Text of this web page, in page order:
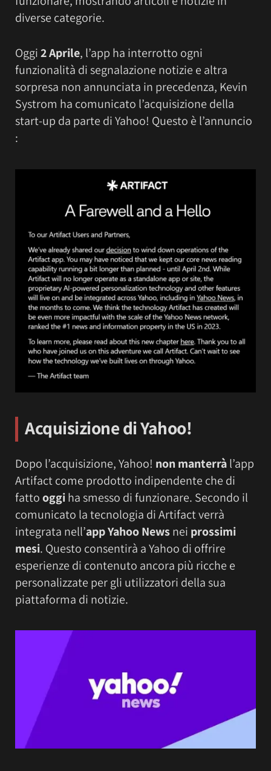
diverse categorie.
Oggi2 Aprile, l’app ha interrotto ogni
funzionalità di segnalazione notizie e altra
sorpresa non annunciata in precedenza, Kevin
Systrom ha comunicato l’acquisizione della
start-up da parte di Yahoo! Questo è l’annuncio
:
Acquisizione di Yahoo!
Dopo l’acquisizione, Yahoo! non manterràl’app
Artifact come prodotto indipendente che di
fattooggiha smesso di funzionare. Secondo il
comunicato la tecnologia di Artifact verrà
integrata nell’app Yahoo Newsnei prossimi
mesi. Questo consentirà a Yahoo di offrire
esperienze di contenuto ancora più ricche e
personalizzate per gli utilizzatori della sua
piattaforma di notizie.